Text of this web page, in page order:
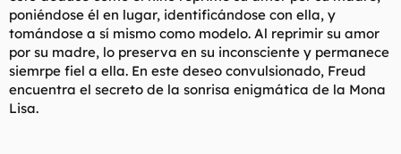
poniéndose él en lugar, identificándose con ella, y
tomándose a sí mismo como modelo. Al reprimir su amor
por su madre, lo preserva en su inconsciente y permanece
siemrpe fiel a ella. En este deseo convulsionado, Freud
encuentra el secreto de la sonrisa enigmática de la Mona
Lisa.